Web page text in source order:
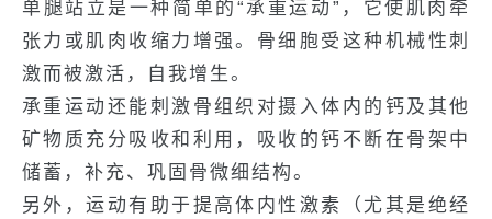
单腿站立是一种简单的“承重运动”，它使肌肉牵
张力或肌肉收缩力增强。骨细胞受这种机械性刺
激而被激活，自我增生。
承重运动还能刺激骨组织对摄入体内的钙及其他
矿物质充分吸收和利用，吸收的钙不断在骨架中
储蓄，补充、巩固骨微细结构。
另外，运动有助于提高体内性激素（尤其是绝经